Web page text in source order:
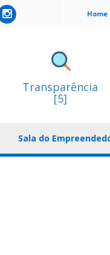
Home
Transparência
[5]
Sala do